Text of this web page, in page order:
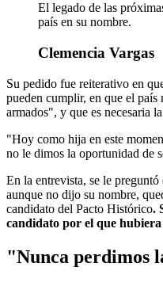
El legado de las
país en su nombre.
Clemencia Vargas
Su pedido fue reiterativo en
pueden cumplir, en que el
armados", y que es necesaria
"Hoy como hija en este
no le dimos la oportunidad de
En la entrevista, se le
aunque no dijo su nombre,
candidato del Pacto Histórico.
candidato por el que
"Nunca perdimos